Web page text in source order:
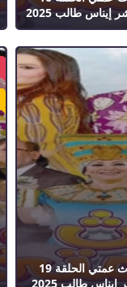
طالب 2025
مسلسل ورث عمتي الحلقة 19
طالب 2025